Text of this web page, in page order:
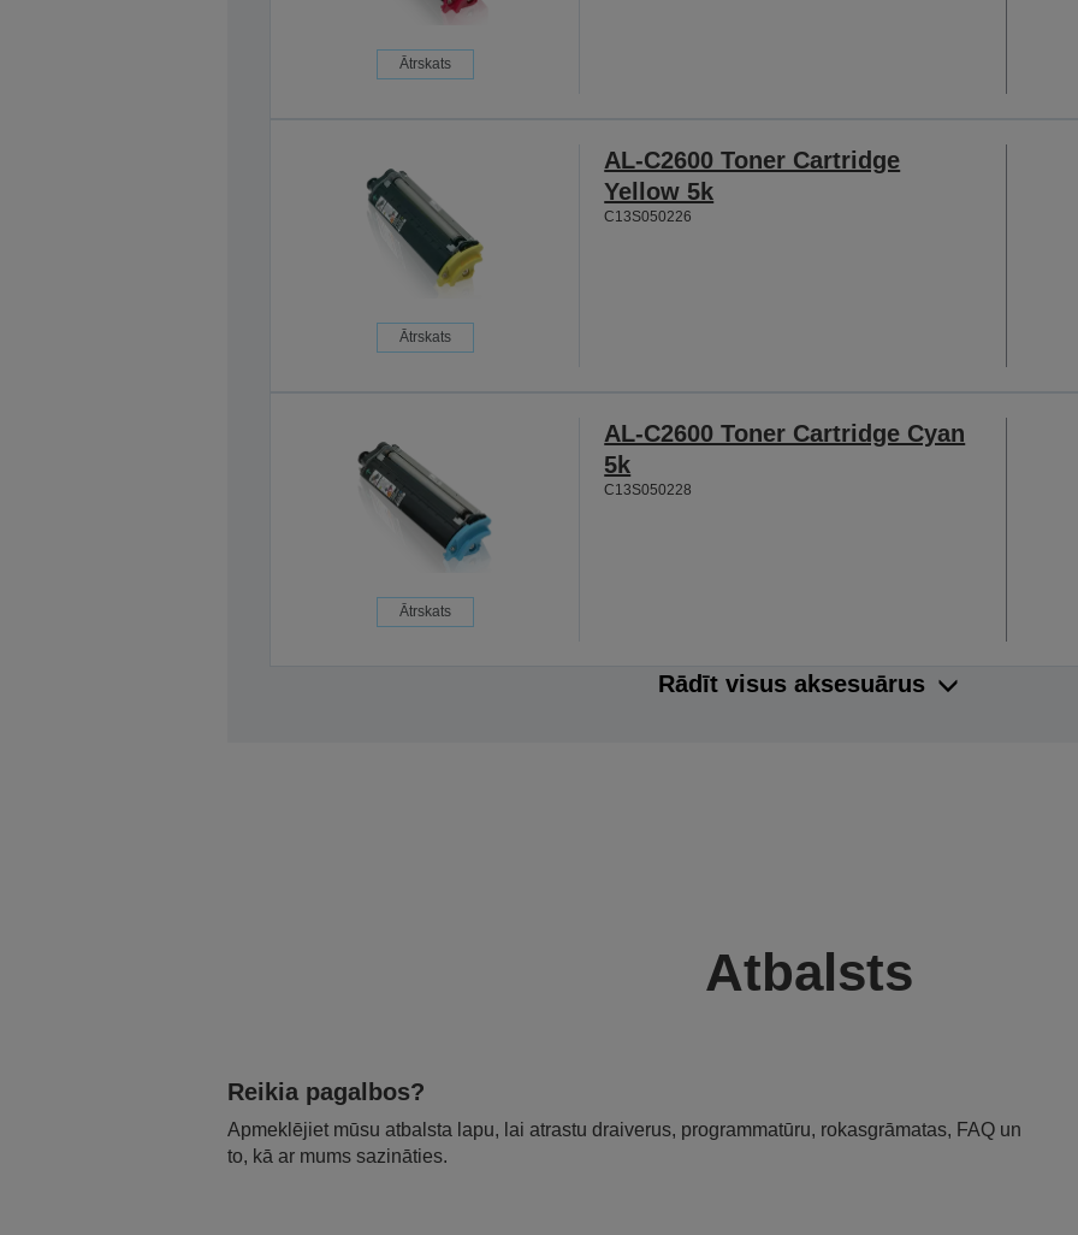
Ātrskats
Ātrskats
AL-C2600 Toner Cartridge
Yellow 5k
C13S050226
Ātrskats
AL-C2600 Toner Cartridge Cyan
5k
C13S050228
Rādīt visus aksesuārus
Atbalsts
Reikia pagalbos?
Apmeklējiet mūsu atbalsta lapu, lai atrastu draiverus, programmatūru, rokasgrāmatas, FAQ un
to, kā ar mums sazināties.